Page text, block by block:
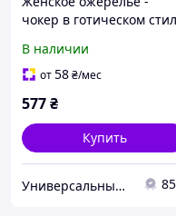
чокер в готическом
[1T05-01-0] Fashion
Jewelry
В наличии
от58₴/мес
577₴
Купить
Универсальный Интернет-магазин POPULAR